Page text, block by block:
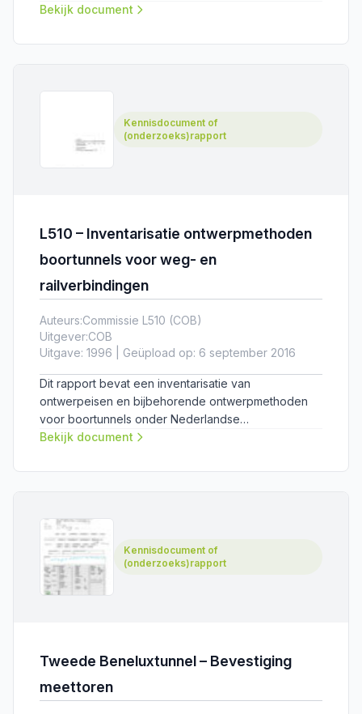
deze techniek kan een bredere dwarsdoorsnede
Bekijk document
Kennisdocument of
(onderzoeks)rapport
L510 – Inventarisatie ontwerpmethoden
boortunnels voor weg- en
railverbindingen
Auteurs:Commissie L510 (COB)
Uitgever:COB
Uitgave: 1996 | Geüpload op: 6 september 2016
Dit rapport bevat een inventarisatie van
ontwerpeisen en bijbehorende ontwerpmethoden
voor boortunnels onder Nederlandse
omstandigheden.
Bekijk document
Kennisdocument of
(onderzoeks)rapport
Tweede Beneluxtunnel – Bevestiging
meettoren